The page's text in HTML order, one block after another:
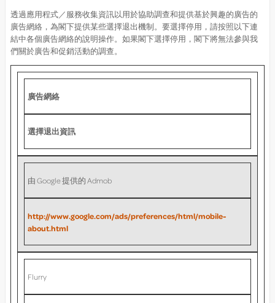
透過應用程式／服務收集資訊以用於協助調查和提供基於興趣的廣告的
廣告網絡，為閣下提供某些選擇退出機制。要選擇停用，請按照以下連
結中各個廣告網絡的說明操作。如果閣下選擇停用，閣下將無法參與我
們關於廣告和促銷活動的調查。
廣告網絡
選擇退出資訊
由 Google 提供的 Admob
http://www.google.com/ads/preferences/html/mobile-
about.html
Flurry